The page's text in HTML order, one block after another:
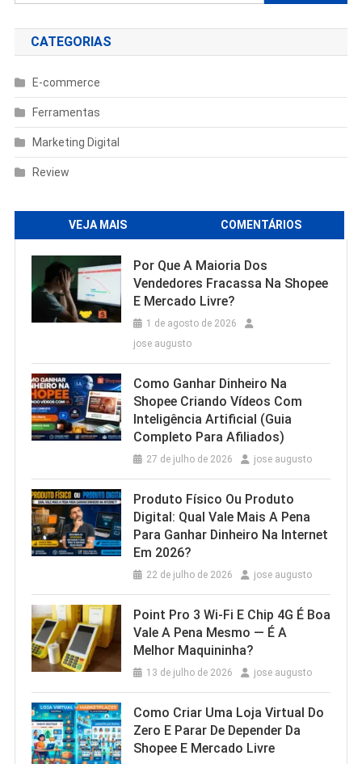
por:
CATEGORIAS
E-commerce
Ferramentas
Marketing Digital
Review
VEJA MAIS COMENTÁRIOS
Por Que A Maioria Dos
Vendedores Fracassa Na Shopee
E Mercado Livre?
1 de agosto de 2026
jose augusto
Como Ganhar Dinheiro Na
Shopee Criando Vídeos Com
Inteligência Artificial (Guia
Completo Para Afiliados)
27 de julho de 2026 jose augusto
Produto Físico Ou Produto
Digital: Qual Vale Mais A Pena
Para Ganhar Dinheiro Na Internet
Em 2026?
22 de julho de 2026 jose augusto
Point Pro 3 Wi‑Fi E Chip 4G É Boa
Vale A Pena Mesmo — É A
Melhor Maquininha?
13 de julho de 2026 jose augusto
Como Criar Uma Loja Virtual Do
Zero E Parar De Depender Da
Shopee E Mercado Livre